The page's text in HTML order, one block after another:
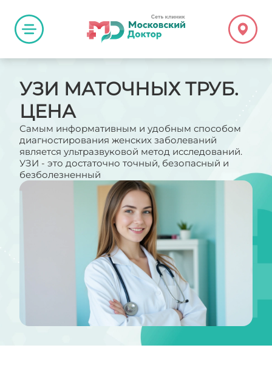
УЗИ МАТОЧНЫХ ТРУБ.
ЦЕНА
Самым информативным и удобным способом
диагностирования женских заболеваний
является ультразвуковой метод исследований.
УЗИ - это достаточно точный, безопасный и
безболезненный